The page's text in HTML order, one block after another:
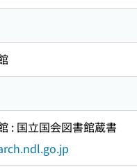
: 国立国会図書館蔵書